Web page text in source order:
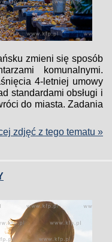
zmieni się sposób
komunalnymi.
4-letniej umowy
standardami obsługi i
do miasta. Zadania
zdjęć z tego tematu »